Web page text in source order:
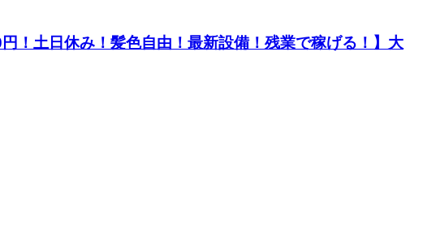
！土日休み！髪色自由！最新設備！残業で稼げる！】大